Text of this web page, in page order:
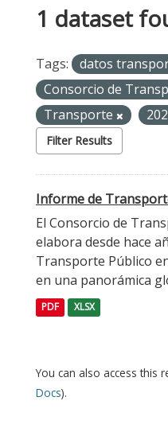
1 dataset
Tags: datos
Consorcio de
Transporte
Filter Results
Informe de
El Consorcio de
elabora desde hace
Transporte Público
en una panorámica
PDF XLSX
You can also access this
Docs).